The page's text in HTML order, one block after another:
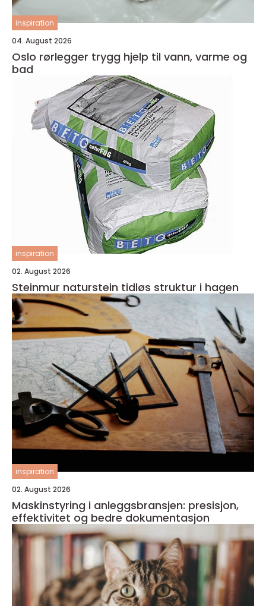
inspiration
04. August 2026
Oslo rørlegger trygg hjelp til vann, varme og
bad
inspiration
02. August 2026
Steinmur naturstein tidløs struktur i hagen
inspiration
02. August 2026
Maskinstyring i anleggsbransjen: presisjon,
effektivitet og bedre dokumentasjon